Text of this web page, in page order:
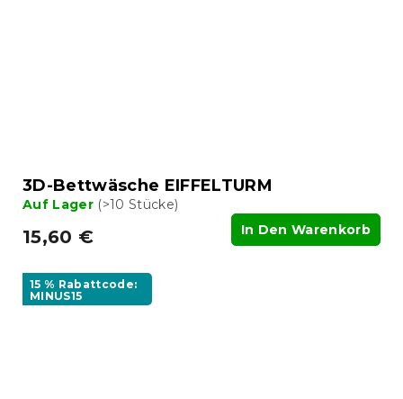
3D-Bettwäsche EIFFELTURM
Auf Lager (>10 Stücke)
15,60 € In Den Warenkorb
15 % Rabattcode:
MINUS15